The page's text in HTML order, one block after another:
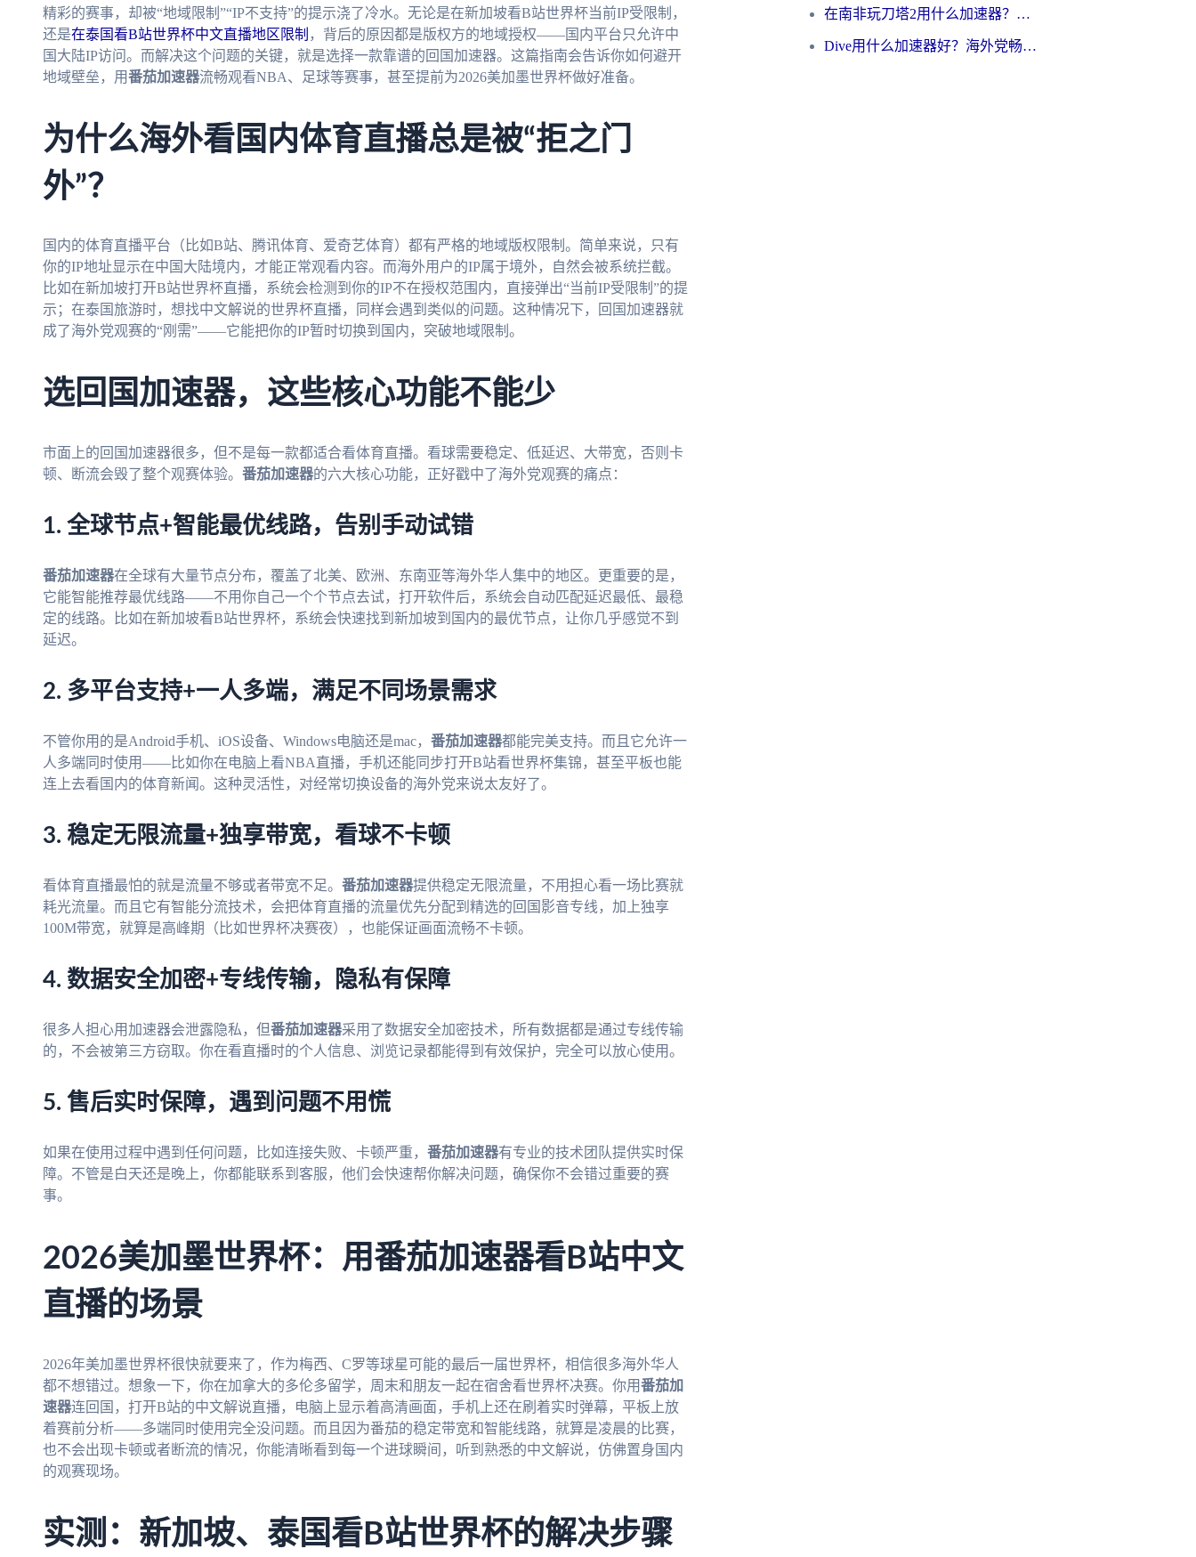
精彩的赛事，却被“地域限制”“IP不支持”的提示浇了冷水。无论是在新加坡看B站世界杯当前IP受限制，
还是在泰国看B站世界杯中文直播地区限制 ，背后的原因都是版权方的地域授权——国内平台只允许中
国大陆IP访问。而解决这个问题的关键，就是选择一款靠谱的回国加速器。这篇指南会告诉你如何避开
地域壁垒，用番茄加速器流畅观看NBA、足球等赛事，甚至提前为2026美加墨世界杯做好准备。
为什么海外看国内体育直播总是被“拒之门
外”？
国内的体育直播平台（比如B站、腾讯体育、爱奇艺体育）都有严格的地域版权限制。简单来说，只有
你的IP地址显示在中国大陆境内，才能正常观看内容。而海外用户的IP属于境外，自然会被系统拦截。
比如在新加坡打开B站世界杯直播，系统会检测到你的IP不在授权范围内，直接弹出“当前IP受限制”的提
示；在泰国旅游时，想找中文解说的世界杯直播，同样会遇到类似的问题。这种情况下，回国加速器就
成了海外党观赛的“刚需”——它能把你的IP暂时切换到国内，突破地域限制。
选回国加速器，这些核心功能不能少
市面上的回国加速器很多，但不是每一款都适合看体育直播。看球需要稳定、低延迟、大带宽，否则卡
顿、断流会毁了整个观赛体验。 番茄加速器的六大核心功能，正好戳中了海外党观赛的痛点：
1. 全球节点+智能最优线路，告别手动试错
番茄加速器在全球有大量节点分布，覆盖了北美、欧洲、东南亚等海外华人集中的地区。更重要的是，
它能智能推荐最优线路——不用你自己一个个节点去试，打开软件后，系统会自动匹配延迟最低、最稳
定的线路。比如在新加坡看B站世界杯，系统会快速找到新加坡到国内的最优节点，让你几乎感觉不到
延迟。
2. 多平台支持+一人多端，满足不同场景需求
不管你用的是Android手机、iOS设备、Windows电脑还是mac， 番茄加速器都能完美支持。而且它允许一
人多端同时使用——比如你在电脑上看NBA直播，手机还能同步打开B站看世界杯集锦，甚至平板也能
连上去看国内的体育新闻。这种灵活性，对经常切换设备的海外党来说太友好了。
3. 稳定无限流量+独享带宽，看球不卡顿
看体育直播最怕的就是流量不够或者带宽不足。 番茄加速器提供稳定无限流量，不用担心看一场比赛就
耗光流量。而且它有智能分流技术，会把体育直播的流量优先分配到精选的回国影音专线，加上独享
100M带宽，就算是高峰期（比如世界杯决赛夜），也能保证画面流畅不卡顿。
4. 数据安全加密+专线传输，隐私有保障
很多人担心用加速器会泄露隐私，但番茄加速器采用了数据安全加密技术，所有数据都是通过专线传输
的，不会被第三方窃取。你在看直播时的个人信息、浏览记录都能得到有效保护，完全可以放心使用。
5. 售后实时保障，遇到问题不用慌
如果在使用过程中遇到任何问题，比如连接失败、卡顿严重， 番茄加速器有专业的技术团队提供实时保
障。不管是白天还是晚上，你都能联系到客服，他们会快速帮你解决问题，确保你不会错过重要的赛
事。
2026美加墨世界杯：用番茄加速器看B站中文
直播的场景
2026年美加墨世界杯很快就要来了，作为梅西、C罗等球星可能的最后一届世界杯，相信很多海外华人
都不想错过。想象一下，你在加拿大的多伦多留学，周末和朋友一起在宿舍看世界杯决赛。你用番茄加
速器连回国，打开B站的中文解说直播，电脑上显示着高清画面，手机上还在刷着实时弹幕，平板上放
着赛前分析——多端同时使用完全没问题。而且因为番茄的稳定带宽和智能线路，就算是凌晨的比赛，
也不会出现卡顿或者断流的情况，你能清晰看到每一个进球瞬间，听到熟悉的中文解说，仿佛置身国内
的观赛现场。
实测：新加坡、泰国看B站世界杯的解决步骤
在南非玩刀塔2用什么加速器？一份给海外游子的终极生存指南
Dive用什么加速器好？海外党畅玩国服游戏的终极避坑指南